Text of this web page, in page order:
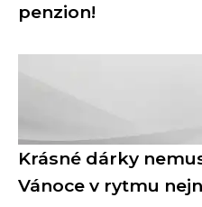
penzion!
Krásné dárky
Vánoce v rytmu